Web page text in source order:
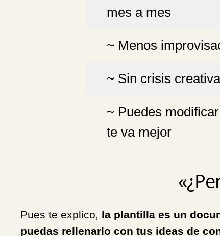
mes a mes
~ Menos
~ Sin crisis
~ Puedes
te va mejor
Pues te explico, la plantilla es un
puedas rellenarlo con tus ideas de